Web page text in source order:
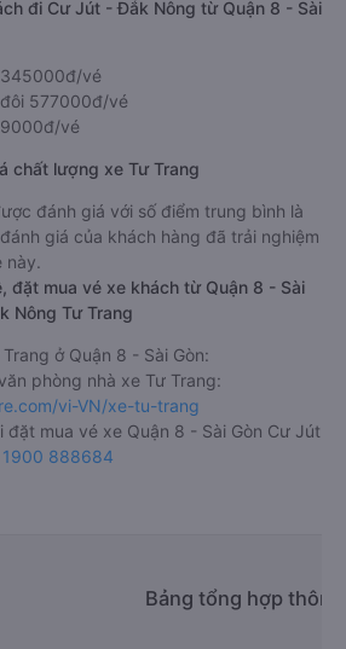
đi Cư Jút - Đắk Nông từ Quận 8 - Sài
vé
577000đ/vé
vé
chất lượng xe Tư Trang
đánh giá với số điểm trung bình là
giá của khách hàng đã trải nghiệm
này.
đặt mua vé xe khách từ Quận 8 - Sài
Nông Tư Trang
ở Quận 8 - Sài Gòn:
phòng nhà xe Tư Trang:
vi-VN/xe-tu-trang
đặt mua vé xe Quận 8 - Sài Gòn Cư Jút
1900 888684
Bảng tổng hợp